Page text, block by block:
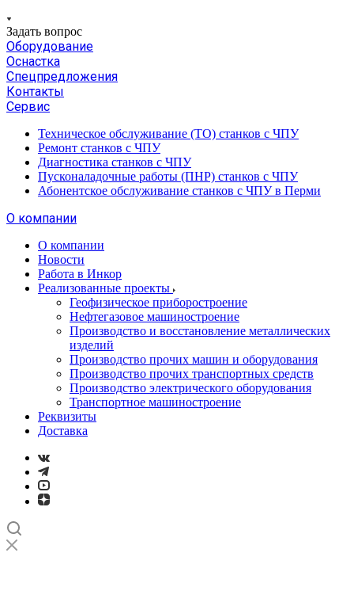
Задать вопрос
Оборудование
Оснастка
Спецпредложения
Контакты
Сервис
Техническое обслуживание (ТО) станков с ЧПУ
Ремонт станков с ЧПУ
Диагностика станков с ЧПУ
Пусконаладочные работы (ПНР) станков с ЧПУ
Абонентское обслуживание станков с ЧПУ в Перми
О компании
О компании
Новости
Работа в Инкор
Реализованные проекты
Геофизическое приборостроение
Нефтегазовое машиностроение
Производство и восстановление металлических
изделий
Производство прочих машин и оборудования
Производство прочих транспортных средств
Производство электрического оборудования
Транспортное машиностроение
Реквизиты
Доставка